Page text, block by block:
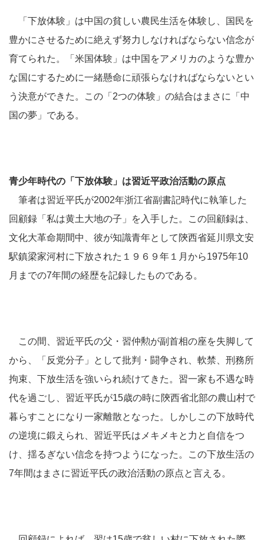
「下放体験」は中国の貧しい農民生活を体験し、国民を
豊かにさせるために絶えず努力しなければならない信念が
育てられた。「米国体験」は中国をアメリカのような豊か
な国にするために一緒懸命に頑張らなければならないとい
う決意ができた。この「2つの体験」の結合はまさに「中
国の夢」である。
青少年時代の「下放体験」は習近平政治活動の原点
筆者は習近平氏が2002年浙江省副書記時代に執筆した
回顧録「私は黄土大地の子」を入手した。この回顧録は、
文化大革命期間中、彼が知識青年として陝西省延川県文安
駅鎮梁家河村に下放された１９６９年１月から1975年10
月までの7年間の経歴を記録したものである。
この間、習近平氏の父・習仲勲が副首相の座を失脚して
から、「反党分子」として批判・闘争され、軟禁、刑務所
拘束、下放生活を強いられ続けてきた。習一家も不遇な時
代を過ごし、習近平氏が15歳の時に陝西省北部の農山村で
暮らすことになり一家離散となった。しかしこの下放時代
の逆境に鍛えられ、習近平氏はメキメキと力と自信をつ
け、揺るぎない信念を持つようになった。この下放生活の
7年間はまさに習近平氏の政治活動の原点と言える。